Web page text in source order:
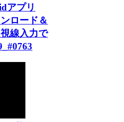
アプリ
ロード＆
線入力で